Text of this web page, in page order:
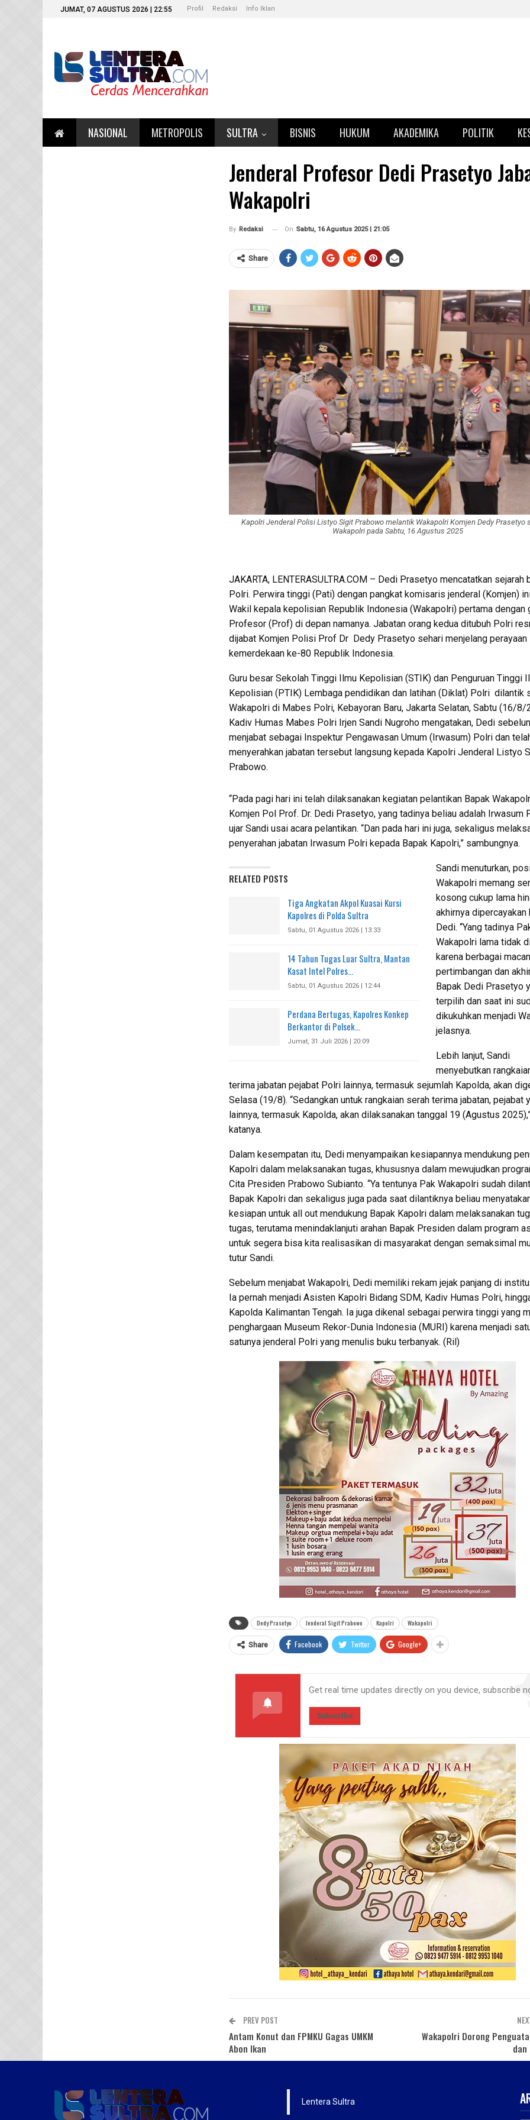
JUMAT, 07 AGUSTUS 2026 | 22:55 Profil Redaksi Info Iklan
NASIONAL METROPOLIS SULTRA BISNIS HUKUM AKADEMIKA POLITIK
Jenderal Profesor Dedi Prasetyo
Wakapolri
By Redaksi On Sabtu, 16 Agustus 2025 | 21:05
Share
Kapolri Jenderal Polisi Listyo Sigit Prabowo melantik Wakapolri Komjen Dedy Prasetyo
Wakapolri pada Sabtu, 16 Agustus 2025
JAKARTA, LENTERASULTRA.COM – Dedi Prasetyo mencatatkan sejarah
Polri. Perwira tinggi (Pati) dengan pangkat komisaris jenderal (Komjen)
Wakil kepala kepolisian Republik Indonesia (Wakapolri) pertama dengan
Profesor (Prof) di depan namanya. Jabatan orang kedua ditubuh Polri
dijabat Komjen Polisi Prof Dr Dedy Prasetyo sehari menjelang perayaan
kemerdekaan ke-80 Republik Indonesia.
Guru besar Sekolah Tinggi Ilmu Kepolisian (STIK) dan Penguruan Tinggi
Kepolisian (PTIK) Lembaga pendidikan dan latihan (Diklat) Polri dilantik
Wakapolri di Mabes Polri, Kebayoran Baru, Jakarta Selatan, Sabtu (16/8/
Kadiv Humas Mabes Polri Irjen Sandi Nugroho mengatakan, Dedi
menjabat sebagai Inspektur Pengawasan Umum (Irwasum) Polri dan
menyerahkan jabatan tersebut langsung kepada Kapolri Jenderal Listyo
Prabowo.
“Pada pagi hari ini telah dilaksanakan kegiatan pelantikan Bapak
Komjen Pol Prof. Dr. Dedi Prasetyo, yang tadinya beliau adalah Irwasum
ujar Sandi usai acara pelantikan. “Dan pada hari ini juga, sekaligus
penyerahan jabatan Irwasum Polri kepada Bapak Kapolri,” sambungnya.
RELATED POSTS
Tiga Angkatan Akpol Kuasai Kursi
Kapolres di Polda Sultra
Sabtu, 01 Agustus 2026 | 13:33
14 Tahun Tugas Luar Sultra, Mantan
Kasat Intel Polres…
Sabtu, 01 Agustus 2026 | 12:44
Perdana Bertugas, Kapolres Konkep
Berkantor di Polsek…
Jumat, 31 Juli 2026 | 20:09
Sandi menuturkan,
Wakapolri memang
kosong cukup lama
akhirnya dipercayakan
Dedi. “Yang tadinya
Wakapolri lama tidak
karena berbagai
pertimbangan dan
Bapak Dedi Prasetyo
terpilih dan saat ini
dikukuhkan menjadi
jelasnya.
Lebih lanjut, Sandi
menyebutkan
terima jabatan pejabat Polri lainnya, termasuk sejumlah Kapolda, akan
Selasa (19/8). “Sedangkan untuk rangkaian serah terima jabatan, pejabat
lainnya, termasuk Kapolda, akan dilaksanakan tanggal 19 (Agustus
katanya.
Dalam kesempatan itu, Dedi menyampaikan kesiapannya mendukung
Kapolri dalam melaksanakan tugas, khususnya dalam mewujudkan
Cita Presiden Prabowo Subianto. “Ya tentunya Pak Wakapolri sudah
Bapak Kapolri dan sekaligus juga pada saat dilantiknya beliau
kesiapan untuk all out mendukung Bapak Kapolri dalam melaksanakan
tugas, terutama menindaklanjuti arahan Bapak Presiden dalam program
untuk segera bisa kita realisasikan di masyarakat dengan semaksimal
tutur Sandi.
Sebelum menjabat Wakapolri, Dedi memiliki rekam jejak panjang di
Ia pernah menjadi Asisten Kapolri Bidang SDM, Kadiv Humas Polri,
Kapolda Kalimantan Tengah. Ia juga dikenal sebagai perwira tinggi yang
penghargaan Museum Rekor-Dunia Indonesia (MURI) karena menjadi
satunya jenderal Polri yang menulis buku terbanyak. (Ril)
Dedy Prasetyo Jenderal Sigit Prabowo Kapolri Wakapolri
Share Facebook Twitter Google+
Get real time updates directly on you device, subscribe
Subscribe
PREV POST
Antam Konut dan FPMKU Gagas UMKM
Abon Ikan
Wakapolri Dorong
dan
Lentera Sultra